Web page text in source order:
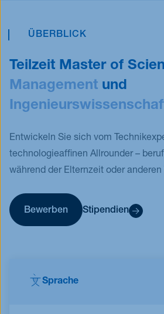
ÜBERBLICK
Teilzeit Master of
Management und
Entwickeln Sie sich vom
technologieaffinen Allrounder –
während der Elternzeit oder
Bewerben Stipendien
Sprache